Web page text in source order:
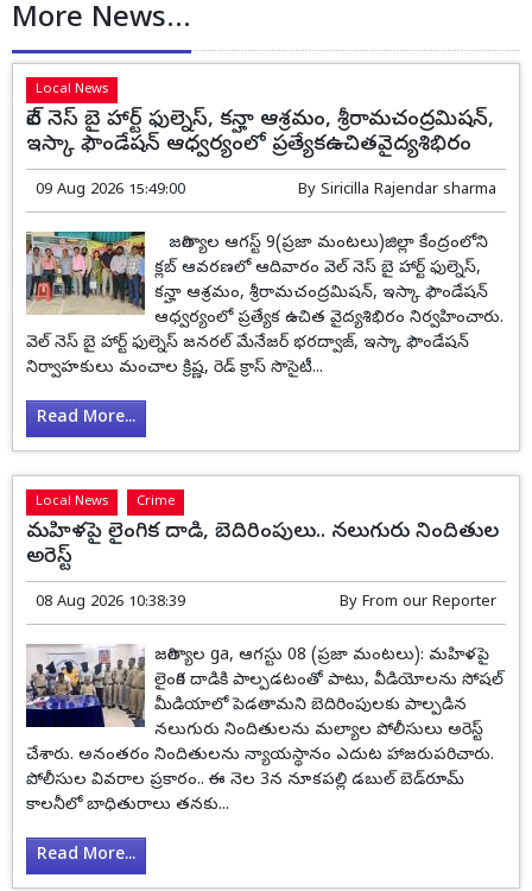
More News...
Local News
వెల్ నెస్ బై హార్ట్ ఫుల్నెస్, కన్హా ఆశ్రమం, శ్రీరామచంద్రమిషన్,
ఇస్కా ఫౌండేషన్ ఆధ్వర్యంలో ప్రత్యేకఉచితవైద్యశిభిరం
09 Aug 2026 15:49:00 By Siricilla Rajendar sharma
జగిత్యాల ఆగస్ట్ 9(ప్రజా మంటలు)జిల్లా కేంద్రంలోని
క్లబ్ ఆవరణలో ఆదివారం వెల్ నెస్ బై హార్ట్ ఫుల్నెస్,
కన్హా ఆశ్రమం, శ్రీరామచంద్రమిషన్, ఇస్కా ఫౌండేషన్
ఆధ్వర్యంలో ప్రత్యేక ఉచిత వైద్యశిభిరం నిర్వహించారు.
వెల్ నెస్ బై హార్ట్ ఫుల్నెస్ జనరల్ మేనేజర్ భరద్వాజ్, ఇస్కా ఫౌండేషన్
నిర్వాహకులు మంచాల క్రిష్ణ, రెడ్ క్రాస్ సొసైటీ...
Read More...
Local News Crime
మహిళపై లైంగిక దాడి, బెదిరింపులు.. నలుగురు నిందితుల
అరెస్ట్
08 Aug 2026 10:38:39 By From our Reporter
జగిత్యాల ga, ఆగస్టు 08 (ప్రజా మంటలు): మహిళపై
లైంగిక దాడికి పాల్పడటంతో పాటు, వీడియోలను సోషల్
మీడియాలో పెడతామని బెదిరింపులకు పాల్పడిన
నలుగురు నిందితులను మల్యాల పోలీసులు అరెస్ట్
చేశారు. అనంతరం నిందితులను న్యాయస్థానం ఎదుట హాజరుపరిచారు.
పోలీసుల వివరాల ప్రకారం.. ఈ నెల 3న నూకపల్లి డబుల్ బెడ్‌రూమ్
కాలనీలో బాధితురాలు తనకు...
Read More...